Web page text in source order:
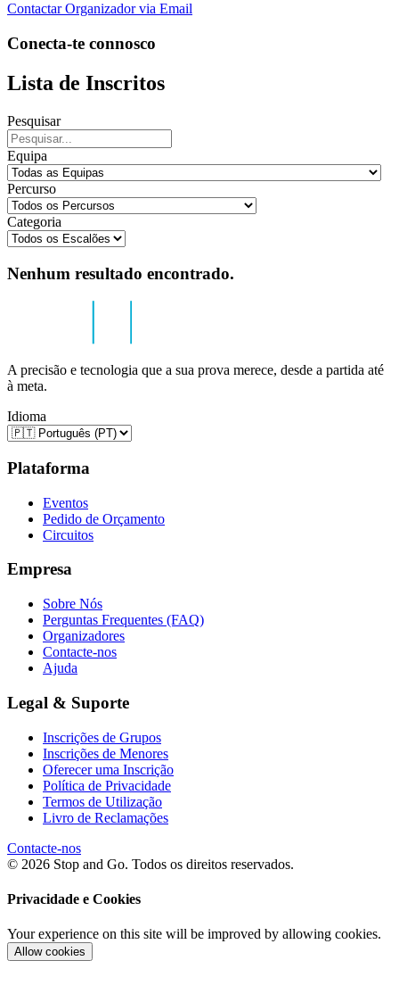
Contactar Organizador via Email
Conecta-te connosco
Lista de Inscritos
Pesquisar
Equipa
Percurso
Categoria
Nenhum resultado encontrado.
A precisão e tecnologia que a sua prova merece, desde a partida até
à meta.
Idioma
Plataforma
Eventos
Pedido de Orçamento
Circuitos
Empresa
Sobre Nós
Perguntas Frequentes (FAQ)
Organizadores
Contacte-nos
Ajuda
Legal & Suporte
Inscrições de Grupos
Inscrições de Menores
Oferecer uma Inscrição
Política de Privacidade
Termos de Utilização
Livro de Reclamações
Contacte-nos
© 2026 Stop and Go. Todos os direitos reservados.
Privacidade e Cookies
Your experience on this site will be improved by allowing cookies.
Allow cookies